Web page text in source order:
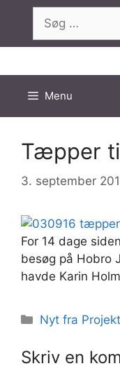
indhold
efter:
Menu
Tæpper
3. september
For 14 dage
besøg på Hobro
havde Karin
Kategorier
Nyt fra
Skriv en